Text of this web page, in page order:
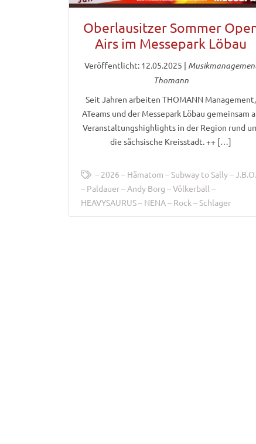
Oberlausitzer Sommer
Airs im Messepark Löbau
Veröffentlicht: 12.05.2025 |
Thomann
Seit Jahren arbeiten THOMANN Management,
ATeams und der Messepark Löbau gemeinsam
Veranstaltungshighlights in der Region rund
die sächsische Kreisstadt. ++ […]
2026 Hämatom Subway to Sally
J.B.O.
Paldauer
Andy Borg
Völkerball
HEAVYSAURUS
NENA Rock Schlager